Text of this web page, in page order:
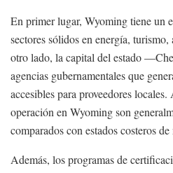
En primer lugar, Wyoming tiene un
sectores sólidos en energía,
otro lado, la capital del estado
agencias gubernamentales que
accesibles para proveedores
operación en Wyoming son
comparados con estados costeros
Además, los programas de